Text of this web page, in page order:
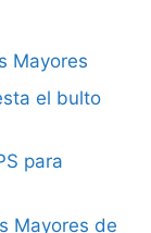
Mayores
el bulto
para
Mayores de